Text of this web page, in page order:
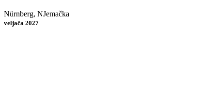
Nürnberg, NJemačka
veljača 2027